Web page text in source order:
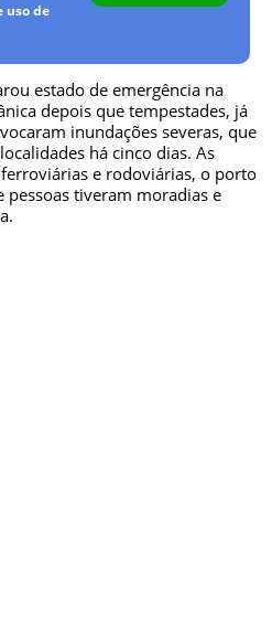
estado de emergência na
depois que tempestades, já
inundações severas, que
há cinco dias. As
e rodoviárias, o porto
pessoas tiveram moradias e
uso de